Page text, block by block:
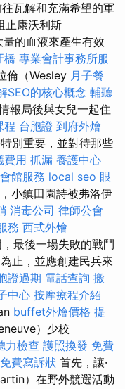
瓦解和充滿希望的軍
止康沃利斯
的血液來產生有效
橋 專業會計事務所服
倫（Wesley 月子餐
SEO的核心概念 輔聽
報局後與女兒一起住
程 台胞證 到府外燴
別重要，並對待那些
費用 抓漏 養護中心
館服務 local seo 眼
小鎮田園詩被弗洛伊
消毒公司 律師公會
務 西式外燴
最後一場失敗的戰鬥
止，並應創建民兵來
證過期 電話查詢 搬
中心 按摩療程介紹
buffet外燴價格 提
）少校
力檢查 護照換發 免費
免費寫訴狀 首先，讓·
）在野外競選活動